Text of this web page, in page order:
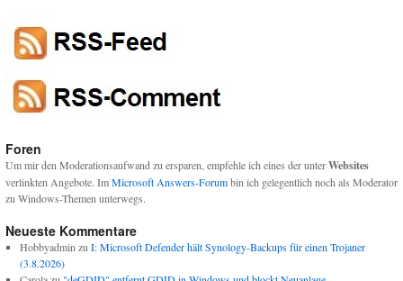
Foren
Um mir den Moderationsaufwand zu ersparen, empfehle ich eines der unterWebsites
verlinkten Angebote. ImMicrosoft Answers-Forumbin ich gelegentlich noch als Moderator
zu Windows-Themen unterwegs.
Neueste Kommentare
Hobbyadmin zu I: Microsoft Defender hält Synology-Backups für einen Trojaner
(3.8.2026)